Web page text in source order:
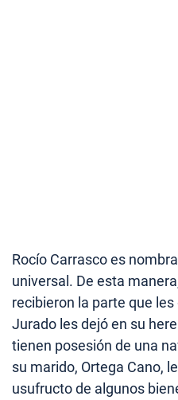
Rocío Carrasco es
universal. De esta
recibieron la parte que
Jurado les dejó en su
tienen posesión de una
su marido, Ortega Cano,
usufructo de algunos